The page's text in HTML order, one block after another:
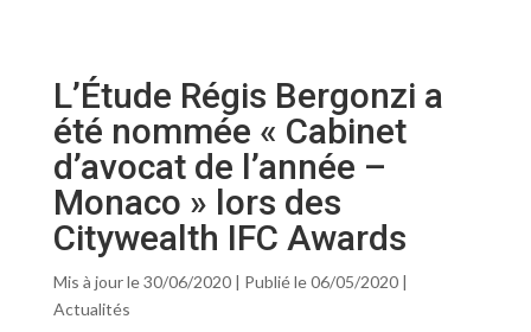
L’Étude Régis Bergonzi a
été nommée « Cabinet
d’avocat de l’année –
Monaco » lors des
Citywealth IFC Awards
Mis à jour le 30/06/2020 | Publié le 06/05/2020|
Actualités